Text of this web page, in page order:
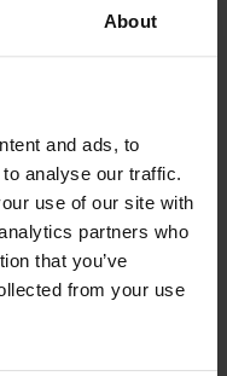
About
and ads, to
analyse our traffic.
use of our site with
partners who
that you’ve
from your use